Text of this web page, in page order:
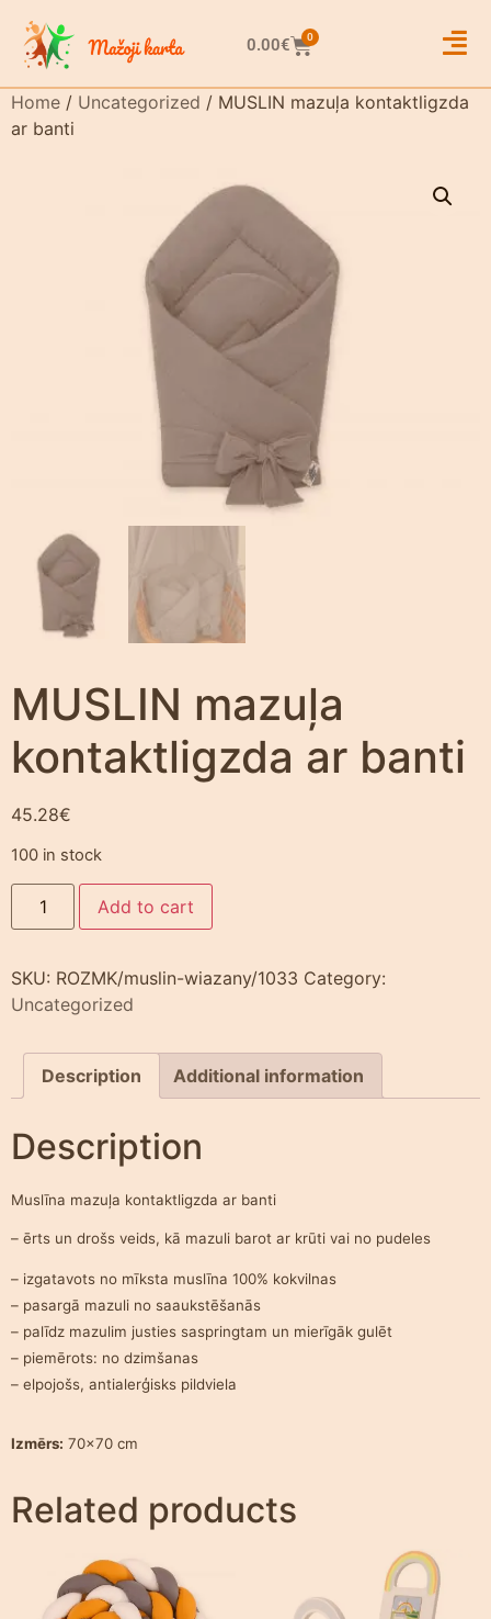
0.00€ 0
Home / Uncategorized / MUSLIN mazuļa kontaktligzda
ar banti
MUSLIN mazuļa
kontaktligzda ar banti
45.28€
100 in stock
Add to cart
SKU: ROZMK/muslin-wiazany/1033 Category:
Uncategorized
Description Additional information
Description
Muslīna mazuļa kontaktligzda ar banti
– ērts un drošs veids, kā mazuli barot ar krūti vai no pudeles
– izgatavots no mīksta muslīna 100% kokvilnas
– pasargā mazuli no saaukstēšanās
– palīdz mazulim justies saspringtam un mierīgāk gulēt
– piemērots: no dzimšanas
– elpojošs, antialerģisks pildviela
Izmērs: 70×70 cm
Related products